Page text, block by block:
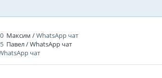
Максим /WhatsApp чат
Павел / WhatsApp чат
чат